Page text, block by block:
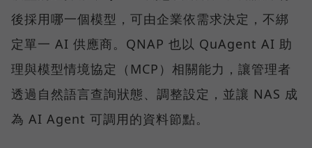
後採用哪一個模型，可由企業依需求決定，不綁
定單一 AI 供應商。QNAP 也以 QuAgent AI 助
理與模型情境協定（MCP）相關能力，讓管理者
透過自然語言查詢狀態、調整設定，並讓 NAS 成
為 AI Agent 可調用的資料節點。